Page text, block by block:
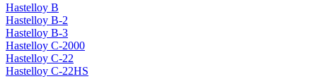
Hastelloy B
Hastelloy B-2
Hastelloy B-3
Hastelloy C-2000
Hastelloy C-22
Hastelloy C-22HS